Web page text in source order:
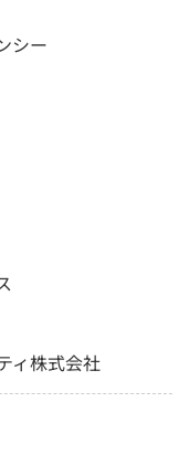
シー
ィ株式会社